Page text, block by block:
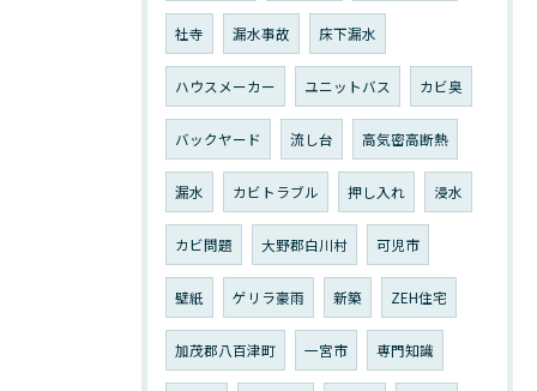
社寺 漏水事故 床下漏水
ハウスメーカー ユニットバス カビ臭
バックヤード 流し台 高気密高断熱
漏水 カビトラブル 押し入れ 浸水
カビ問題 大野郡白川村 可児市
壁紙 ゲリラ豪雨 新築 ZEH住宅
加茂郡八百津町 一宮市 専門知識